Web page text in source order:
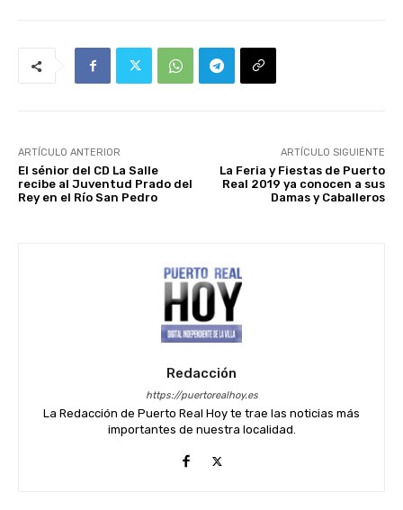
ARTÍCULO ANTERIOR
El sénior del CD La Salle
recibe al Juventud Prado del
Rey en el Río San Pedro
ARTÍCULO SIGUIENTE
La Feria y Fiestas de Puerto
Real 2019 ya conocen a sus
Damas y Caballeros
Redacción
https://puertorealhoy.es
La Redacción de Puerto Real Hoy te trae las noticias más
importantes de nuestra localidad.